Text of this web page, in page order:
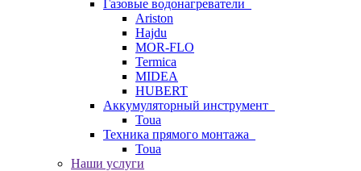
Газовые водонагреватели
Ariston
Hajdu
MOR-FLO
Termica
MIDEA
HUBERT
Аккумуляторный инструмент
Toua
Техника прямого монтажа
Toua
Наши услуги